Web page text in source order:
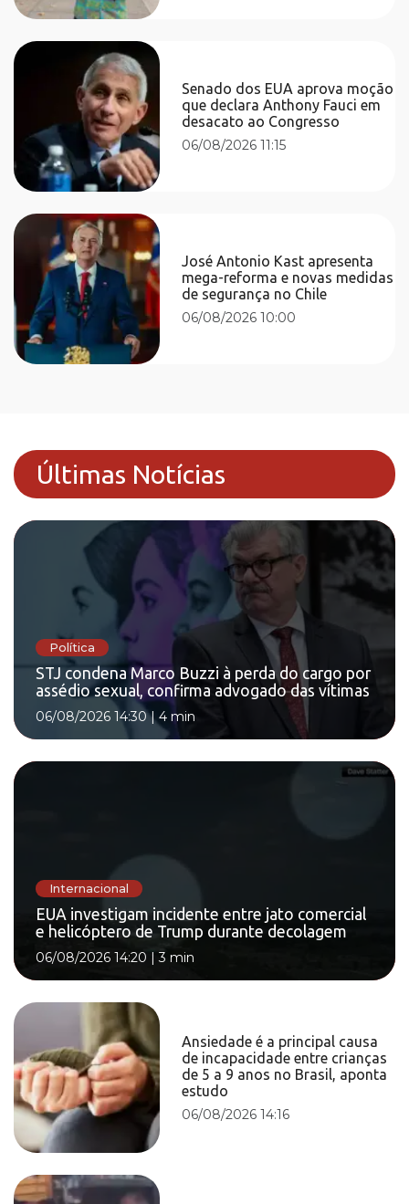
Senado dos EUA aprova moção
que declara Anthony Fauci em
desacato ao Congresso
06/08/2026 11:15
José Antonio Kast apresenta
mega-reforma e novas medidas
de segurança no Chile
06/08/2026 10:00
Últimas Notícias
Política
STJ condena Marco Buzzi à perda do cargo por
assédio sexual, confirma advogado das vítimas
06/08/2026 14:30| 4 min
Internacional
EUA investigam incidente entre jato comercial
e helicóptero de Trump durante decolagem
06/08/2026 14:20 |3 min
Ansiedade é a principal causa
de incapacidade entre crianças
de 5 a 9 anos no Brasil, aponta
estudo
06/08/2026 14:16